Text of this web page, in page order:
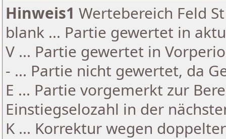
Hinweis1 Wertebereich Feld
blank ... Partie gewertet in
V ... Partie gewertet in
- ... Partie nicht gewertet, da
E ... Partie vorgemerkt zur
Einstiegselozahl in der
K ... Korrektur wegen